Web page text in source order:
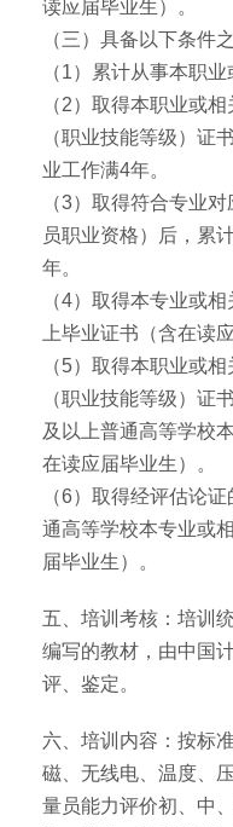
读应届毕业生）。
（三）具备以下条件
（1）累计从事本职
（2）取得本职业或
（职业技能等级）证
业工作满4年。
（3）取得符合专业
员职业资格）后，累
年。
（4）取得本专业或
上毕业证书（含在读
（5）取得本职业或
（职业技能等级）证
及以上普通高等学校
在读应届毕业生）。
（6）取得经评估论
通高等学校本专业或
届毕业生）。
五、培训考核：培训
编写的教材，由中国
评、鉴定。
六、培训内容：按标
磁、无线电、温度、
量员能力评价初、中